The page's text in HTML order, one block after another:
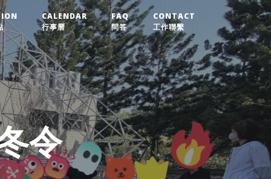
CALENDAR
行事曆
FAQ
問答
CONTACT
工作聯繫
令